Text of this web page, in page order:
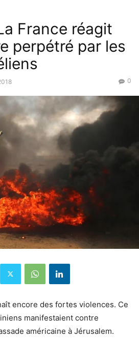
France réagit
perpétré par les
0
encore des fortes violences. Ce
manifestaient contre
américaine à Jérusalem.